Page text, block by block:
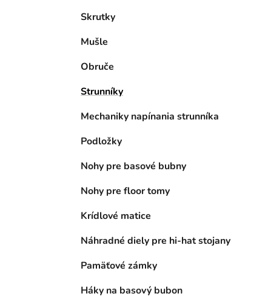
Skrutky
Mušle
Obruče
Strunníky
Mechaniky napínania strunníka
Podložky
Nohy pre basové bubny
Nohy pre floor tomy
Krídlové matice
Náhradné diely pre hi-hat stojany
Pamäťové zámky
Háky na basový bubon